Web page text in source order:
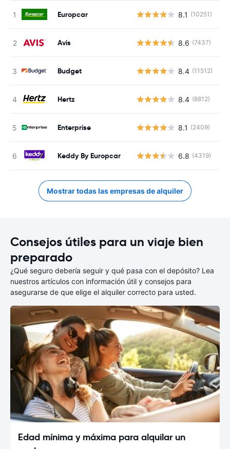
Europcar 8.1 (10251)
Avis 8.6 (7437)
Budget 8.4 (11512)
Hertz 8.4 (8812)
Enterprise 8.1 (2409)
Keddy By Europcar 6.8 (4319)
Mostrar todas las empresas de alquiler
Consejos útiles para un viaje bien
preparado
¿Qué seguro debería seguir y qué pasa con el depósito? Lea
nuestros artículos con información útil y consejos para
asegurarse de que elige el alquiler correcto para usted.
Edad mínima y máxima para alquilar un